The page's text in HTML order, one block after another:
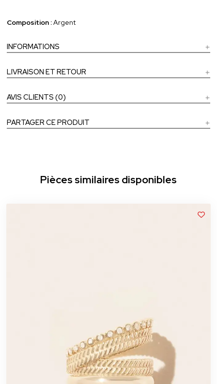
Composition :Argent
INFORMATIONS
LIVRAISON ET RETOUR
AVIS CLIENTS (0)
PARTAGER CE PRODUIT
Pièces similaires disponibles